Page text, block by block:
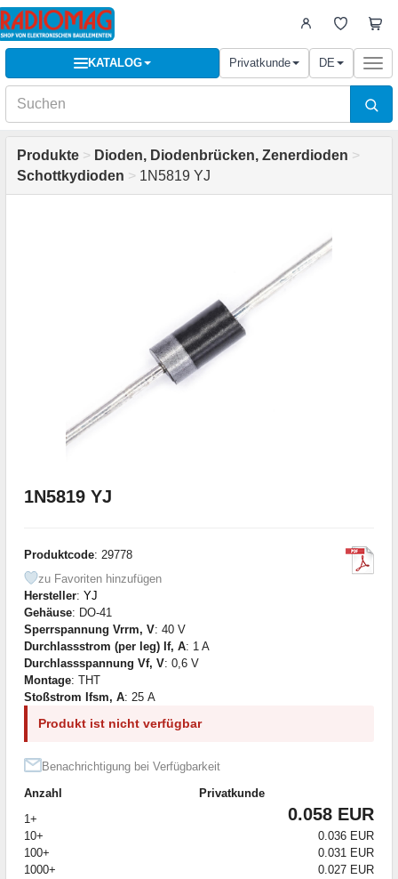
KATALOG Privatkunde DE
Produkte > Dioden, Diodenbrücken, Zenerdioden >
Schottkydioden > 1N5819 YJ
1N5819 YJ
Produktcode: 29778
zu Favoriten hinzufügen
Hersteller: YJ
Gehäuse: DO-41
Sperrspannung Vrrm, V: 40 V
Durchlassstrom (per leg) If, A: 1 A
Durchlassspannung Vf, V: 0,6 V
Montage: THT
Stoßstrom Ifsm, A: 25 А
Produkt ist nicht verfügbar
Benachrichtigung bei Verfügbarkeit
Anzahl
Privatkunde
1+
0.058 EUR
10+
0.036 EUR
100+
0.031 EUR
1000+
0.027 EUR